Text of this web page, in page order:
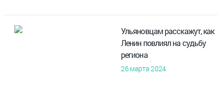
Ульяновцам расскажут, как
Ленин повлиял на судьбу
региона
26 марта 2024